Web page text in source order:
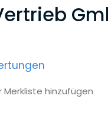
Merkliste hinzufügen